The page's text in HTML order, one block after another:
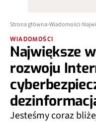
Strona główna Wiadomości
WIADOMOŚCI
Największe
rozwoju
Jesteśmy coraz